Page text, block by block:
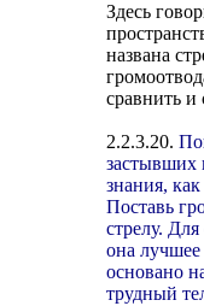
Здесь
названа
сравнить и
2.2.3.20.
застывших
знания,
Поставь
стрелу.
она
основано
трудный